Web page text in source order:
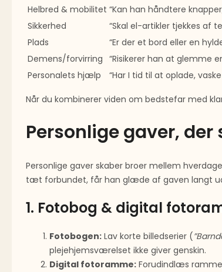
Helbred & mobilitet “Kan han håndtere
Sikkerhed
“Skal el-artikler tjekkes af
Plads
“Er der et bord eller en
Demens/forvirring “Risikerer han at glemme
Personalets hjælp
“Har I tid til at oplade,
Når du kombinerer viden om bedstefar med
Personlige gaver,
Personlige gaver skaber broer mellem
tæt forbundet, får han glæde af gaven langt
1. Fotobog & digital
Fotobogen: Lav korte billedserier (
plejehjemsværelset ikke giver genskin.
Digital fotoramme: Forudindlæs